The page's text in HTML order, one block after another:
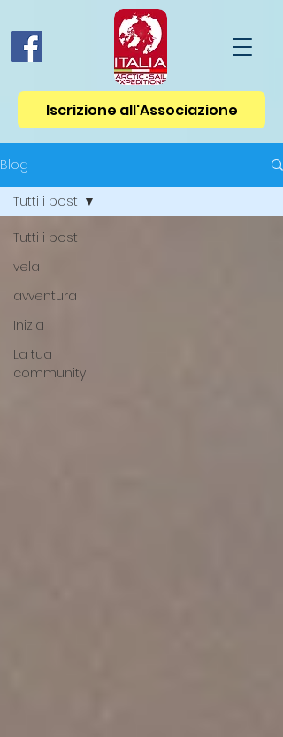
Iscrizione all'Associazione
Blog
Tutti i post
vela
avventura
Inizia
La tua
community
Tutti i post